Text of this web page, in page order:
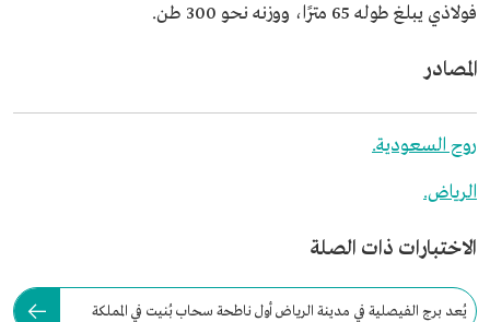
فولاذي يبلغ طوله 65 مترًا، ووزنه نحو 300 طن.
المصادر
روح السعودية.
الرياض.
الاختبارات ذات الصلة
يُعد برج الفيصلية في مدينة الرياض أول ناطحة سحاب بُنيت في المملكة